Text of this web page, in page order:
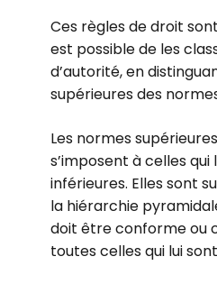
Ces règles de droit
est possible de les
d’autorité, en
supérieures des
Les normes
s’imposent à celles qui
inférieures. Elles sont
la hiérarchie
doit être conforme ou
toutes celles qui lui